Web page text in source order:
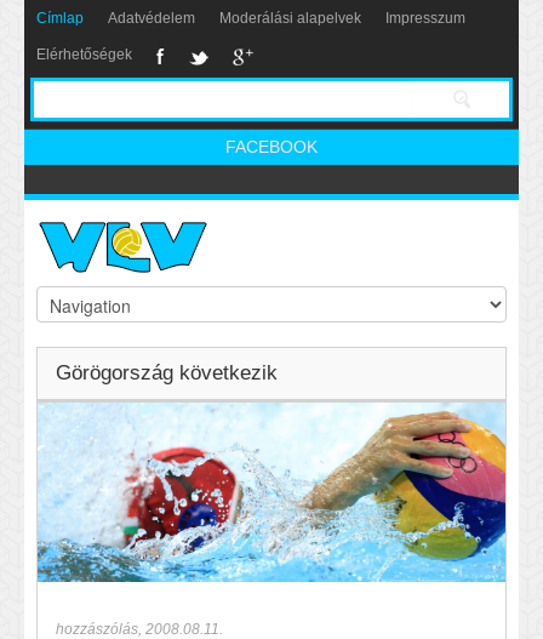
Címlap Adatvédelem Moderálási alapelvek Impresszum
Elérhetőségek
FACEBOOK
Görögország következik
hozzászólás 2008.08.11.